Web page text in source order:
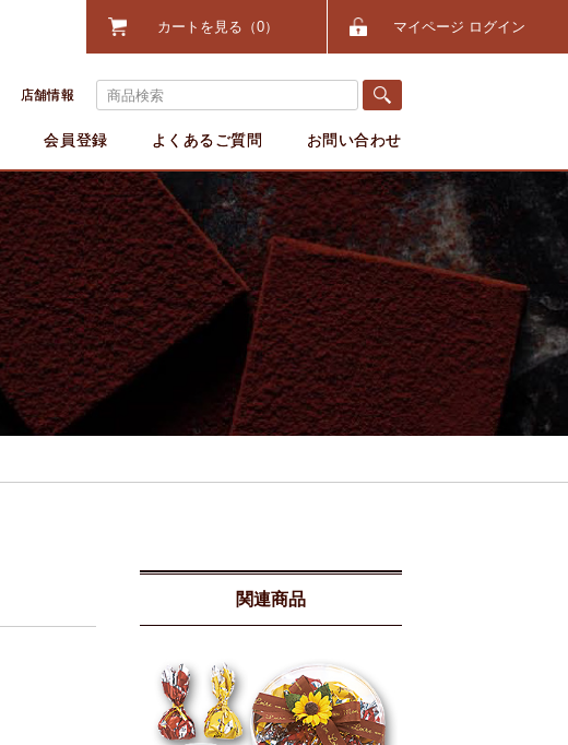
カートを見る 0 マイページ ログイン
店舗情報
会員登録 よくあるご質問 お問い合わせ
関連商品